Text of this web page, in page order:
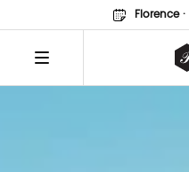
Florence·